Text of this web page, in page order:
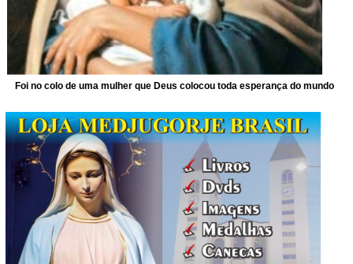
Foi no colo de uma mulher que Deus colocou toda esperança do mundo